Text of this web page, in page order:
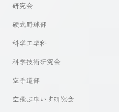
研究会
硬式野球部
科学工学科
科学技術研究会
空手道部
空飛ぶ車いす研究会